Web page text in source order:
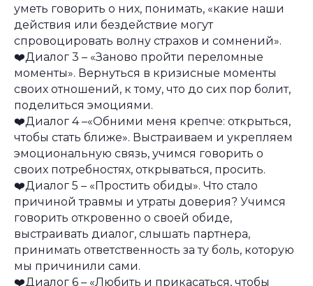
уметь говорить о них, понимать, «какие наши
действия или бездействие могут
спровоцировать волну страхов и сомнений».
❤️Диалог 3 – «Заново пройти переломные
моменты». Вернуться в кризисные моменты
своих отношений, к тому, что до сих пор болит,
поделиться эмоциями.
❤️Диалог 4 –«Обними меня крепче: открыться,
чтобы стать ближе». Выстраиваем и укрепляем
эмоциональную связь, учимся говорить о
своих потребностях, открываться, просить.
❤️Диалог 5 – «Простить обиды». Что стало
причиной травмы и утраты доверия? Учимся
говорить откровенно о своей обиде,
выстраивать диалог, слышать партнера,
принимать ответственность за ту боль, которую
мы причинили сами.
❤️Диалог 6 – «Любить и прикасаться, чтобы